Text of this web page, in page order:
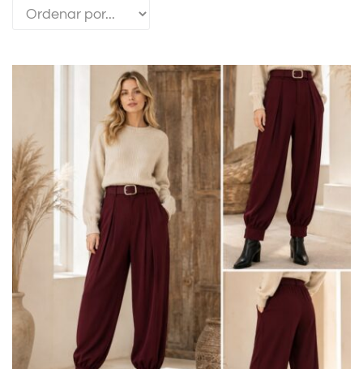
BEAUTY
PERFUMES
BISUTERIA
BOLSOS Y MONEDEROS
CALZADO
COMPLEMENTOS
TECNOLOGIA